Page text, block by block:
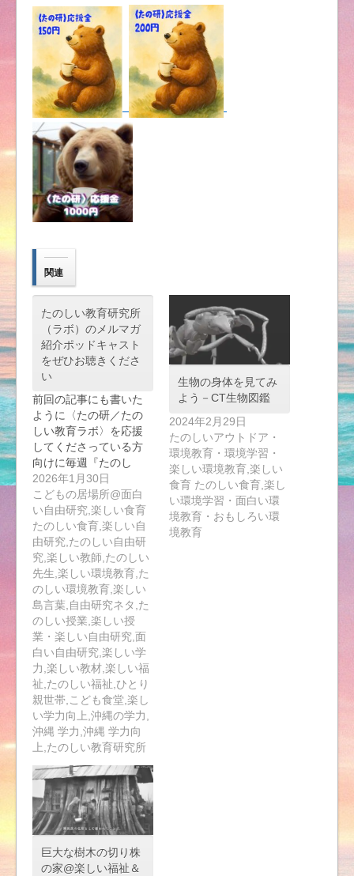
関連
たのしい教育研究所
（ラボ）のメルマガ
紹介ポッドキャスト
をぜひお聴きくださ
い
前回の記事にも書いた
ように〈たの研／たの
しい教育ラボ〉を応援
してくださっている方
向けに毎週『たのし
い…
2026年1月30日
こどもの居場所@面白
い自由研究,楽しい食育
たのしい食育,楽しい自
由研究,たのしい自由研
究,楽しい教師,たのしい
先生,楽しい環境教育,た
のしい環境教育,楽しい
島言葉,自由研究ネタ,た
のしい授業,楽しい授
業・楽しい自由研究,面
白い自由研究,楽しい学
力,楽しい教材,楽しい福
祉,たのしい福祉,ひとり
親世帯,こども食堂,楽し
い学力向上,沖縄の学力,
沖縄 学力,沖縄 学力向
上,たのしい教育研究所
生物の身体を見てみ
よう－CT生物図鑑
2024年2月29日
たのしいアウトドア・
環境教育・環境学習・
楽しい環境教育,楽しい
食育 たのしい食育,楽し
い環境学習・面白い環
境教育・おもしろい環
境教育
巨大な樹木の切り株
の家@楽しい福祉＆